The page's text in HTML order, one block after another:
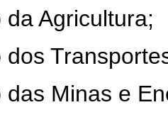
Agricultura;
Minas e